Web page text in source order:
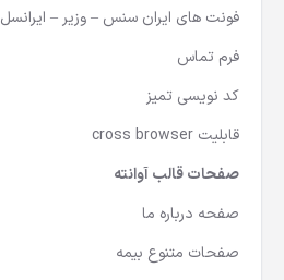
فونت های ایران سنس – وزیر – ایرانسل
فرم تماس
کد نویسی تمیز
قابلیت cross browser
صفحات قالب آوانته
صفحه درباره ما
صفحات متنوع بیمه